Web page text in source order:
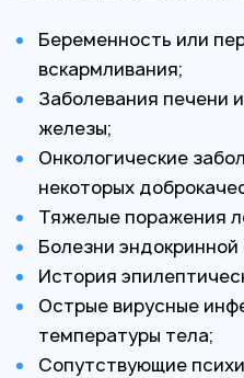
Беременность или
вскармливания;
Заболевания печени
железы;
Онкологические
некоторых
Тяжелые поражения
Болезни
История
Острые вирусные
температуры тела;
Сопутствующие